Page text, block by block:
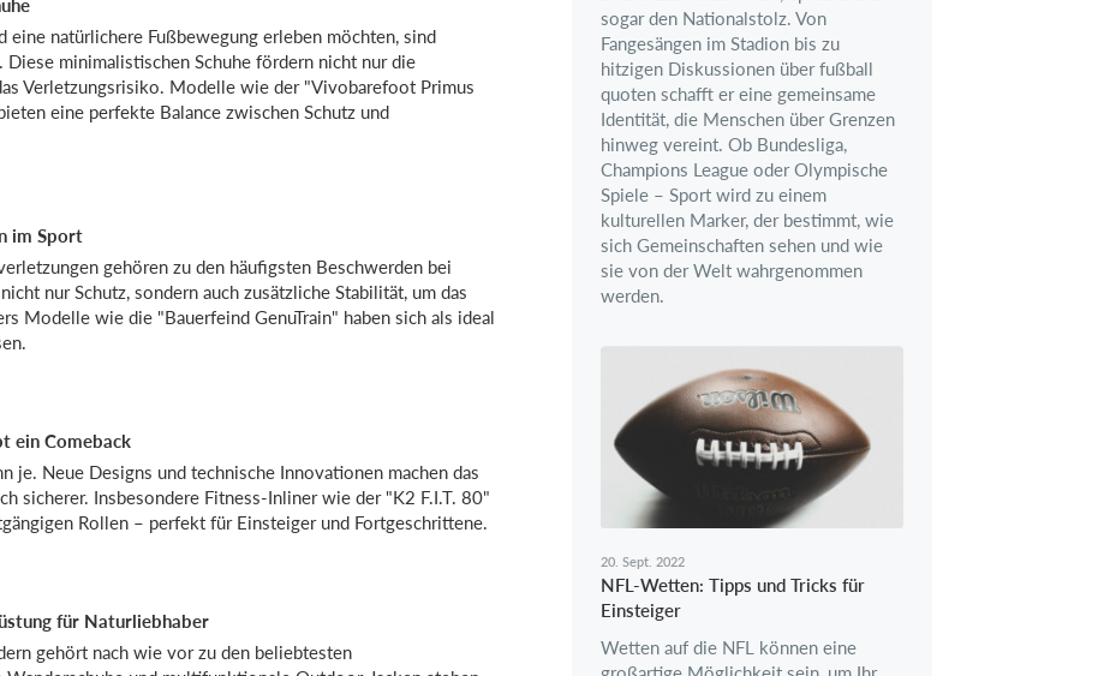
eine natürlichere Fußbewegung erleben möchten, sind
minimalistischen Schuhe fördern nicht nur die
Verletzungsrisiko. Modelle wie der "Vivobarefoot Primus
eine perfekte Balance zwischen Schutz und
im Sport
gehören zu den häufigsten Beschwerden bei
nur Schutz, sondern auch zusätzliche Stabilität, um das
Modelle wie die "Bauerfeind GenuTrain" haben sich als ideal
ein Comeback
je. Neue Designs und technische Innovationen machen das
sicherer. Insbesondere Fitness-Inliner wie der "K2 F.I.T. 80"
Rollen – perfekt für Einsteiger und Fortgeschrittene.
für Naturliebhaber
gehört nach wie vor zu den beliebtesten
sogar den Nationalstolz. Von
Fangesängen im Stadion bis zu
hitzigen Diskussionen über fußball
quoten schafft er eine gemeinsame
Identität, die Menschen über Grenzen
hinweg vereint. Ob Bundesliga,
Champions League oder Olympische
Spiele – Sport wird zu einem
kulturellen Marker, der bestimmt, wie
sich Gemeinschaften sehen und wie
sie von der Welt wahrgenommen
werden.
20. Sept. 2022
NFL-Wetten: Tipps und Tricks für
Einsteiger
Wetten auf die NFL können eine